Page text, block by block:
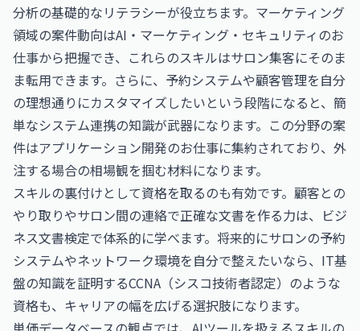
分析の基礎的なリテラシーが役立ちます。マーケティング
領域の案件動向はAI・マーケティング・セキュリティのお
仕事から把握でき、これらのスキルはサロン集客にそのま
ま転用できます。さらに、予約システムや顧客管理を自分
の理想通りにカスタマイズしたいという段階になると、簡
単なシステム連携の知識が武器になります。この分野の案
件はアプリケーション開発のお仕事に集約されており、外
注する場合の相場観を掴む材料になります。
スキルの裏付けとして資格を取るのも有効です。顧客との
やり取りやサロン間の連絡で正確な文書を作る力は、 ビジ
ネス文書検定で体系的に学べます。将来的にサロンの予約
システムやネットワーク環境を自分で整えたいなら、IT基
盤の知識を証明するCCNA（シスコ技術者認定） のような
資格も、キャリアの幅を広げる選択肢になります。